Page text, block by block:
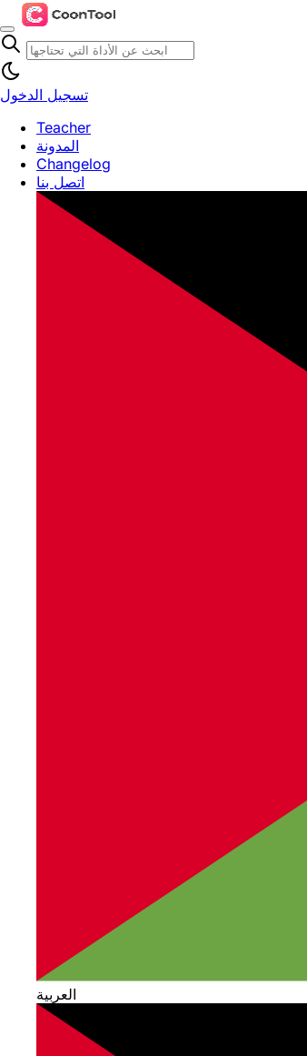
تسجيل الدخول
Teacher
المدونة
Changelog
اتصل بنا
العربية